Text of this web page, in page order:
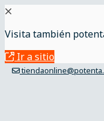
Visita también
Ir a sitio